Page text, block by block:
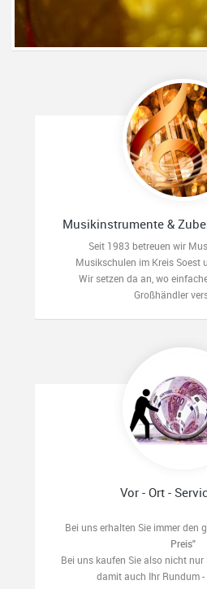
Musikinstrumente &
Seit 1983 betreuen wir
Musikschulen im Kreis Soest
Wir setzen da an, wo
Großhändler
Vor - Ort -
Bei uns erhalten Sie immer den
Preis"
Bei uns kaufen Sie also nicht
damit auch Ihr Rundum